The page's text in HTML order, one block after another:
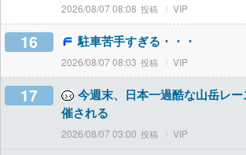
2026/08/07 08:08 VIP
16 駐車苦手すぎる・・・
2026/08/07 08:03 VIP
17
今週末、日本一過酷な山岳レ
催される
2026/08/07 03:00 VIP